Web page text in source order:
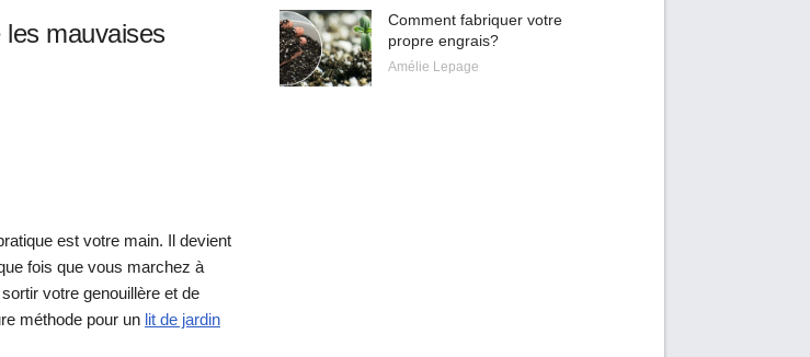
mauvaises
est votre main. Il devient
fois que vous marchez à
votre genouillère et de
méthode pour un lit de jardin
Comment fabriquer votre
propre engrais?
Amélie Lepage